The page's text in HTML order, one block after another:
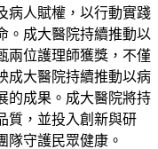
病人賦權，以行動實踐
。成大醫院持續推動以
兩位護理師獲獎，不僅
成大醫院持續推動以病
的成果。成大醫院將持
質，並投入創新與研
隊守護民眾健康。